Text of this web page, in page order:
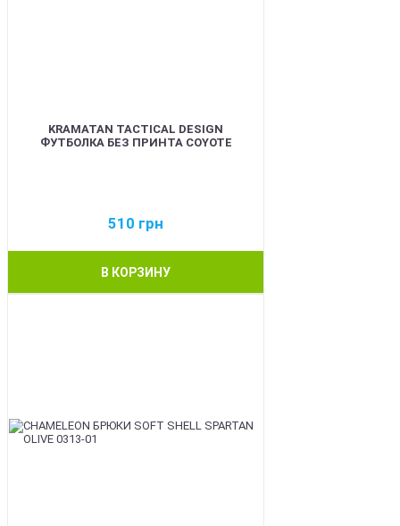
KRAMATAN TACTICAL DESIGN
ФУТБОЛКА БЕЗ ПРИНТА COYOTE
510 грн
В КОРЗИНУ